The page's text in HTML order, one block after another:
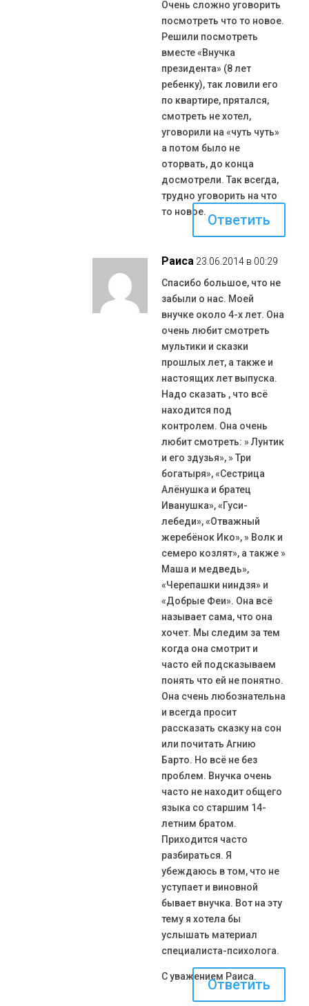
Очень сложно уговорить
посмотреть что то новое.
Решили посмотреть
вместе «Внучка
президента» (8 лет
ребенку), так ловили его
по квартире, прятался,
смотреть не хотел,
уговорили на «чуть чуть»
а потом было не
оторвать, до конца
досмотрели. Так всегда,
трудно уговорить на что
то новое. Ответить
Раиса 23.06.2014 в 00:29
Спасибо большое, что не
забыли о нас. Моей
внучке около 4-х лет. Она
очень любит смотреть
мультики и сказки
прошлых лет, а также и
настоящих лет выпуска.
Надо сказать , что всё
находится под
контролем. Она очень
любит смотреть: » Лунтик
и его здузья», » Три
богатыря», «Сестрица
Алёнушка и братец
Иванушка», «Гуси-
лебеди», «Отважный
жеребёнок Ико», » Волк и
семеро козлят», а также »
Маша и медведь»,
«Черепашки ниндзя» и
«Добрые Феи». Она всё
называет сама, что она
хочет. Мы следим за тем
когда она смотрит и
часто ей подсказываем
понять что ей не понятно.
Она счень любознательна
и всегда просит
рассказать сказку на сон
или почитать Агнию
Барто. Но всё не без
проблем. Внучка очень
часто не находит общего
языка со старшим 14-
летним братом.
Приходится часто
разбираться. Я
убеждаюсь в том, что не
уступает и виновной
бывает внучка. Вот на эту
тему я хотела бы
услышать материал
специалиста-психолога.
С уважением Раиса.
Ответить